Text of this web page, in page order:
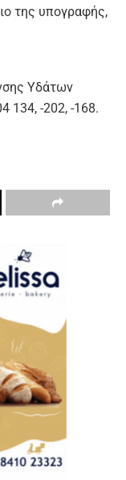
της υπογραφής,
Υδάτων
134, -202, -168.